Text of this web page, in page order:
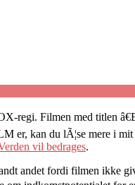
Filmen med titlen
er, kan du lÃ¦se mere i
vil bedrages.
andet fordi filmen ikke